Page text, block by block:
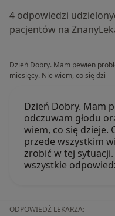
4 odpowiedzi
pacjentów na
Dzień Dobry. Mam pewien
miesięcy. Nie wiem, co się dzi
Dzień Dobry. Mam
odczuwam głodu
wiem, co się dzieje.
przede wszystkim
zrobić w tej
wszystkie
ODPOWIEDŹ LEKARZA: